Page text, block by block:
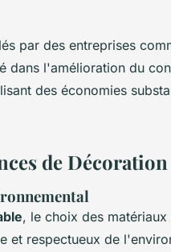
par des entreprises
dans l'amélioration du
des économies
de Décoration
, le choix des
et respectueux de